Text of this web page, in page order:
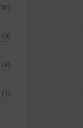
(0)
(4)
(1)